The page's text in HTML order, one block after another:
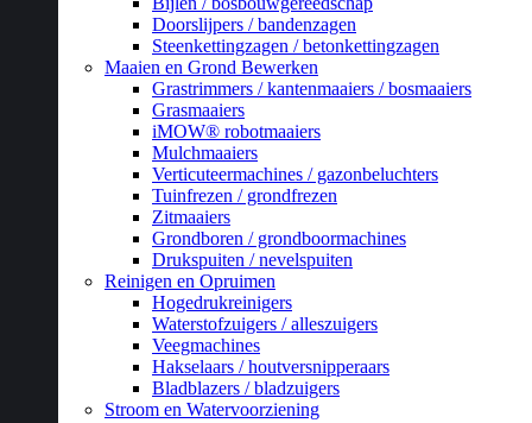
Doorslijpers / bandenzagen
Steenkettingzagen / betonkettingzagen
Maaien en Grond Bewerken
Grastrimmers / kantenmaaiers / bosmaaiers
Grasmaaiers
iMOW® robotmaaiers
Mulchmaaiers
Verticuteermachines / gazonbeluchters
Tuinfrezen / grondfrezen
Zitmaaiers
Grondboren / grondboormachines
Drukspuiten / nevelspuiten
Reinigen en Opruimen
Hogedrukreinigers
Waterstofzuigers / alleszuigers
Veegmachines
Hakselaars / houtversnipperaars
Bladblazers / bladzuigers
Stroom en Watervoorziening